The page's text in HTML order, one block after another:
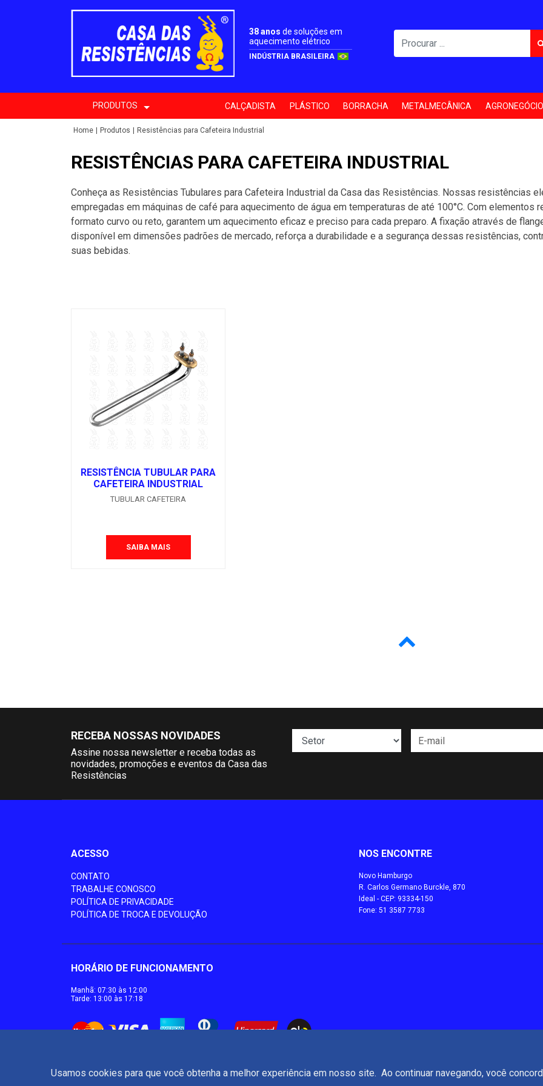
38 anos de soluções em
aquecimento elétrico
INDÚSTRIA BRASILEIRA
PRODUTOS CALÇADISTA PLÁSTICO BORRACHA METALMECÂNICA AGRONEGÓCIO
Home Produtos Resistências para Cafeteira Industrial
RESISTÊNCIAS PARA CAFETEIRA INDUSTRIAL
Conheça as Resistências Tubulares para Cafeteira Industrial da Casa das Resistências. Nossas resistências
empregadas em máquinas de café para aquecimento de água em temperaturas de até 100°C. Com
formato curvo ou reto, garantem um aquecimento eficaz e preciso para cada preparo. A fixação através de
disponível em dimensões padrões de mercado, reforça a durabilidade e a segurança dessas resistências,
suas bebidas.
RESISTÊNCIA TUBULAR PARA
CAFETEIRA INDUSTRIAL
TUBULAR CAFETEIRA
SAIBA MAIS
RECEBA NOSSAS NOVIDADES
Assine nossa newsletter e receba todas as
novidades, promoções e eventos da Casa das
Resistências
ACESSO
CONTATO
TRABALHE CONOSCO
POLÍTICA DE PRIVACIDADE
POLÍTICA DE TROCA E DEVOLUÇÃO
NOS ENCONTRE
Novo Hamburgo
R. Carlos Germano Burckle, 870
Ideal - CEP: 93334-150
Fone: 51 3587 7733
HORÁRIO DE FUNCIONAMENTO
Manhã: 07:30 às 12:00
Tarde: 13:00 às 17:18
Usamos cookies para que você obtenha a melhor experiência em nosso site. Ao continuar navegando, você